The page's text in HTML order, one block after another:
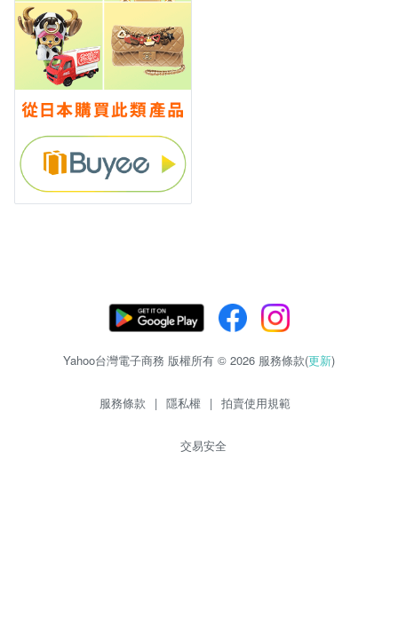
Yahoo台灣電子商務 版權所有 © 2026 服務條款(更新)
服務條款 | 隱私權 | 拍賣使用規範
交易安全